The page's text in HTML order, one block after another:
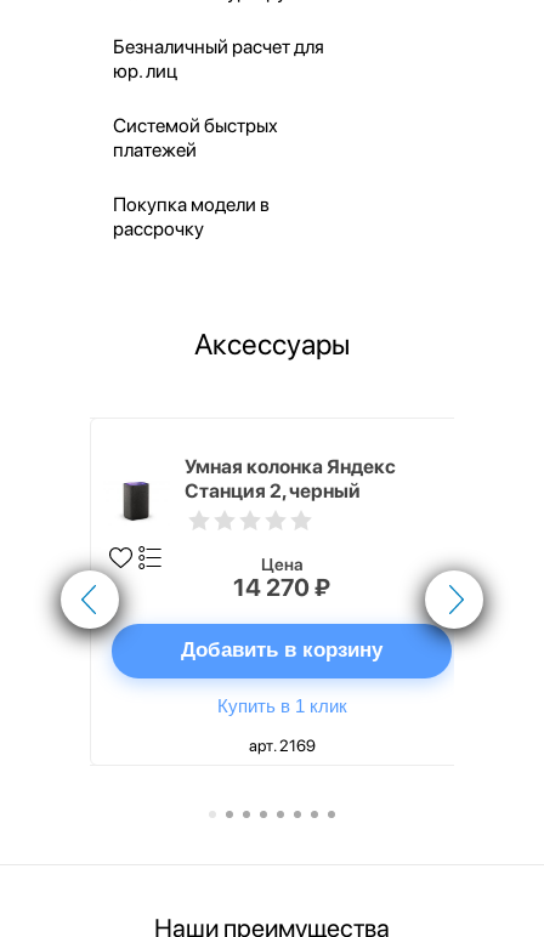
Безналичный расчет для
юр. лиц
Системой быстрых
платежей
Покупка модели в
рассрочку
Аксессуары
Умная колонка Яндекс
Станция 2, черный
Цена
14 270 ₽
Добавить в корзину
Купить в 1 клик
арт. 2169
Наши преимущества